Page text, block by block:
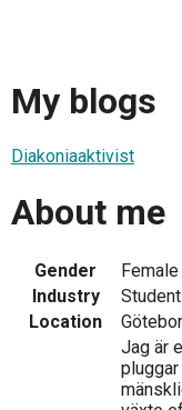
My blogs
Diakoniaaktivist
About me
Gender
Female
Industry
Student
Location
Jag är